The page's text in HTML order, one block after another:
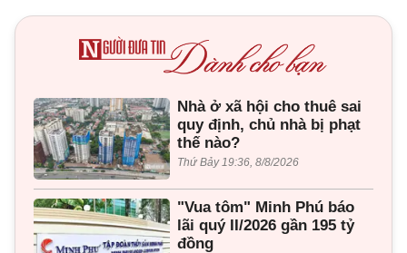
Nhà ở xã hội cho thuê sai
quy định, chủ nhà bị phạt
thế nào?
Thứ Bảy 19:36, 8/8/2026
"Vua tôm" Minh Phú báo
lãi quý II/2026 gần 195 tỷ
đồng